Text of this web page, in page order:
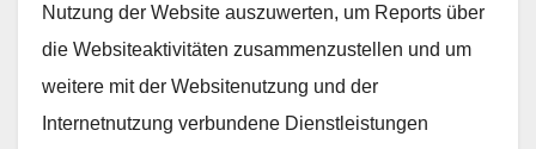
Nutzung der Website auszuwerten, um Reports über
die Websiteaktivitäten zusammenzustellen und um
weitere mit der Websitenutzung und der
Internetnutzung verbundene Dienstleistungen